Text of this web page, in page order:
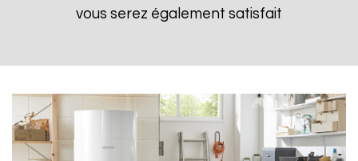
vous serez également satisfait